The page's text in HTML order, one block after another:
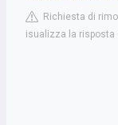
Richiesta di
isualizza la